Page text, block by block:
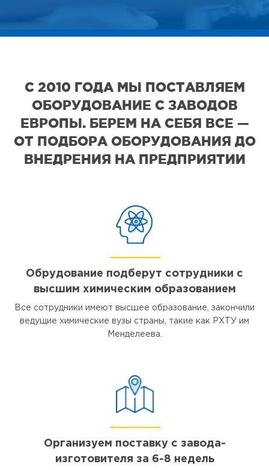
С 2010 ГОДА МЫ ПОСТАВЛЯЕМ
ОБОРУДОВАНИЕ С ЗАВОДОВ
ЕВРОПЫ. БЕРЕМ НА СЕБЯ ВСЕ —
ОТ ПОДБОРА ОБОРУДОВАНИЯ ДО
ВНЕДРЕНИЯ НА ПРЕДПРИЯТИИ
Обрудование подберут сотрудники с
высшим химическим образованием
Все сотрудники имеют высшее образование, закончили
ведущие химические вузы страны, такие как РХТУ им
Менделеева.
Организуем поставку с завода-
изготовителя за 6-8 недель